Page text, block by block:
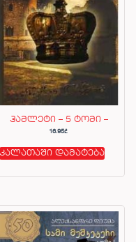
ჰამლეტი – 5 ტომი –
16.95₾
კალათაში დამატება